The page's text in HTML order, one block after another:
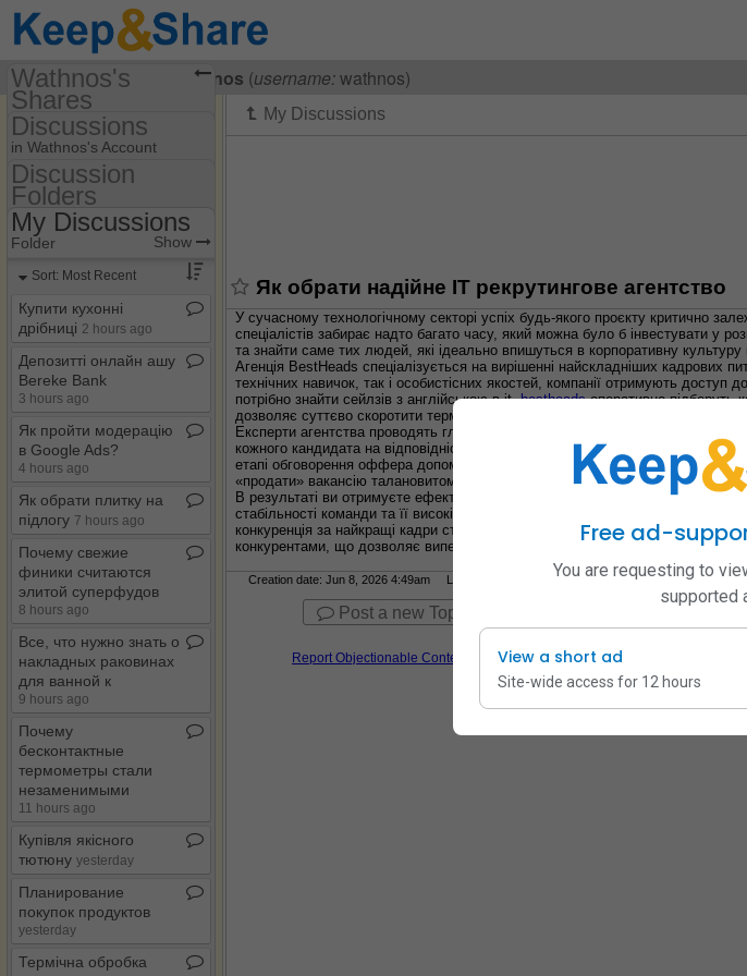
VisitingWathnos Wathnos (username:wathnos)
Як обрати надійне IT рекрутингове агентство
У сучасному технологічному секторі успіх будь-якого проєкту критично
спеціалістів забирає надто багато часу, який можна було б інвестувати у
та знайти саме тих людей, які ідеально впишуться в корпоративну культуру
Агенція BestHeads спеціалізується на вирішенні найскладніших кадрових
технічних навичок, так і особистісних якостей, компанії отримують
потрібно знайти сейлзів з англійською в it,bestheadsоперативно підберуть
дозволяє суттєво скоротити термін закриття вакансій та зосередитися на
Експерти агентства проводять глибоке пре-скринінгове інтерв'ю, що
кожного кандидата на відповідність вашим вимогам, оцінюючи не лише
етапі обговорення оффера допомагає уникнути відмов кандидатів, які
«продати» вакансію талановитому фахівцю.
В результаті ви отримуєте ефективного працівника, який готовий
стабільності команди та її високій продуктивності. Співпраця з
конкуренція за найкращі кадри стає все більш жорсткою з кожним днем.
конкурентами, що дозволяє випередити інших учасників ринку та швидше
Creation date: Jun 8, 2026 4:49am Last modified date: Jun 8, 2026 4:52am Last visit date:
Post a new Topic
Report Objectionable Content
Wathnos's
Shares
(wathnos)
Share Page
Discussions
Discussions
in Wathnos's Account
Discussion Folders
Discussion
Folders
Folder Set Show
My Discussions
Folder Show
Sort: Most Recent
Купити кухонні
дрібниці 2 hours ago
Депозитті онлайн ашу
Bereke Bank
3 hours ago
Як пройти модерацію
в Google Ads?
4 hours ago
Як обрати плитку на
підлогу 7 hours ago
Почему свежие
финики считаются
элитой суперфудов
8 hours ago
Все, что нужно знать о
накладных раковинах
для ванной к
9 hours ago
Почему
бесконтактные
термометры стали
незаменимыми
11 hours ago
Купівля якісного
тютюну yesterday
Планирование
покупок продуктов
yesterday
Термічна обробка
Free ad-
You are requesting to
supported
View a short ad
Site-wide access for 12 hours